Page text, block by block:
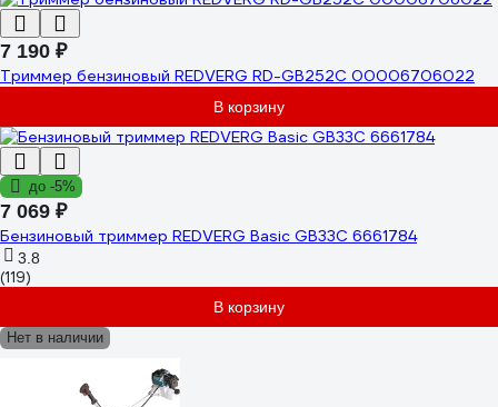
7 190 ₽
Триммер бензиновый REDVERG RD-GB252C 00006706022
В корзину
до -5%
7 069 ₽
Бензиновый триммер REDVERG Basic GB33C 6661784
3.8
(119)
В корзину
Нет в наличии